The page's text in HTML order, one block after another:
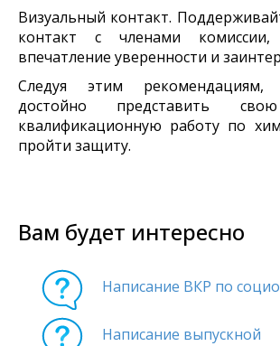
Визуальный контакт.
контакт с членами комиссии,
впечатление уверенности и
Следуя этим
достойно представить
квалификационную работу по
пройти защиту.
Вам будет интересно
Написание ВКР по
Написание выпускной